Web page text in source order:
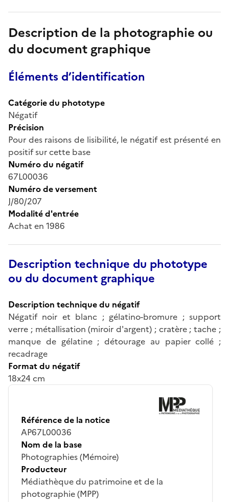
Description de la photographie ou
du document graphique
Éléments d’identification
Catégorie du phototype
Négatif
Précision
Pour des raisons de lisibilité, le négatif est présenté en
positif sur cette base
Numéro du négatif
67L00036
Numéro de versement
J/80/207
Modalité d'entrée
Achat en 1986
Description technique du phototype
ou du document graphique
Description technique du négatif
Négatif noir et blanc ; gélatino-bromure ; support
verre ; métallisation (miroir d'argent) ; cratère ; tache ;
manque de gélatine ; détourage au papier collé ;
recadrage
Format du négatif
18x24 cm
Référence de la notice
AP67L00036
Nom de la base
Photographies (Mémoire)
Producteur
Médiathèque du patrimoine et de la
photographie (MPP)